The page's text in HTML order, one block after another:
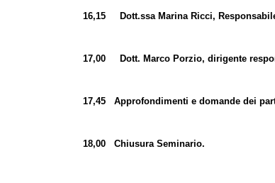
16,15 Dott.ssa Marina Ricci,
17,00 Dott. Marco Porzio, dirigente
17,45 Approfondimenti e domande dei
18,00 Chiusura Seminario.